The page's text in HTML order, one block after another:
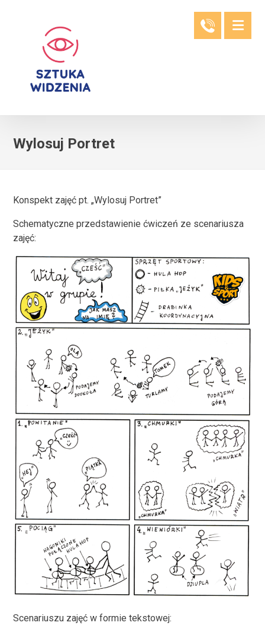
Wylosuj Portret
Konspekt zajęć pt. „Wylosuj Portret”
Schematyczne przedstawienie ćwiczeń ze scenariusza
zajęć:
Scenariuszu zajęć w formie tekstowej: